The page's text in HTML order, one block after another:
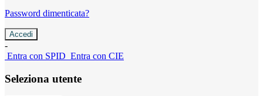
Password dimenticata?
-
Entra con SPID Entra con CIE
Seleziona utente